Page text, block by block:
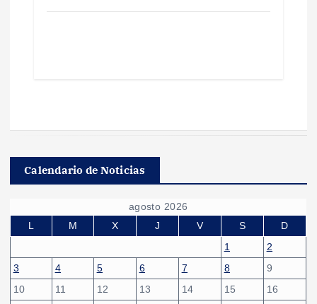
Calendario de Noticias
agosto 2026
L
M X J V S
D
1
2
3
4 5 6 7 8
9
10
11 12 13 14 15
16